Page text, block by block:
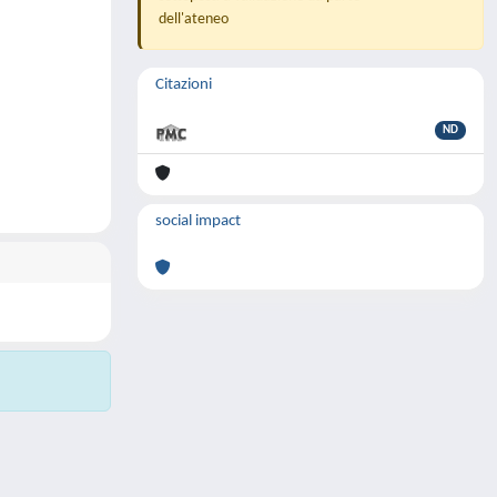
dell'ateneo
Citazioni
ND
social impact